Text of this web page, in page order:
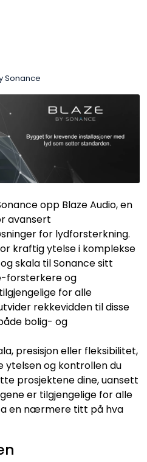
Sonance
opp Blaze Audio, en
avansert
for lydforsterkning.
kraftig ytelse i komplekse
skala til Sonance sitt
forsterkere og
for alle
rekkevidden til disse
bolig- og
presisjon eller fleksibilitet,
ytelsen og kontrollen du
prosjektene dine, uansett
er tilgjengelige for alle
en nærmere titt på hva